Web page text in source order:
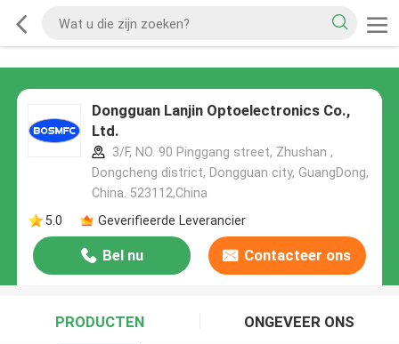
Dongguan Lanjin Optoelectronics Co.,
Ltd.
3/F, NO. 90 Pinggang street, Zhushan ,
Dongcheng district, Dongguan city, GuangDong,
China. 523112,China
5.0
Geverifieerde Leverancier
Bel nu Contacteer ons
PRODUCTEN ONGEVEER ONS